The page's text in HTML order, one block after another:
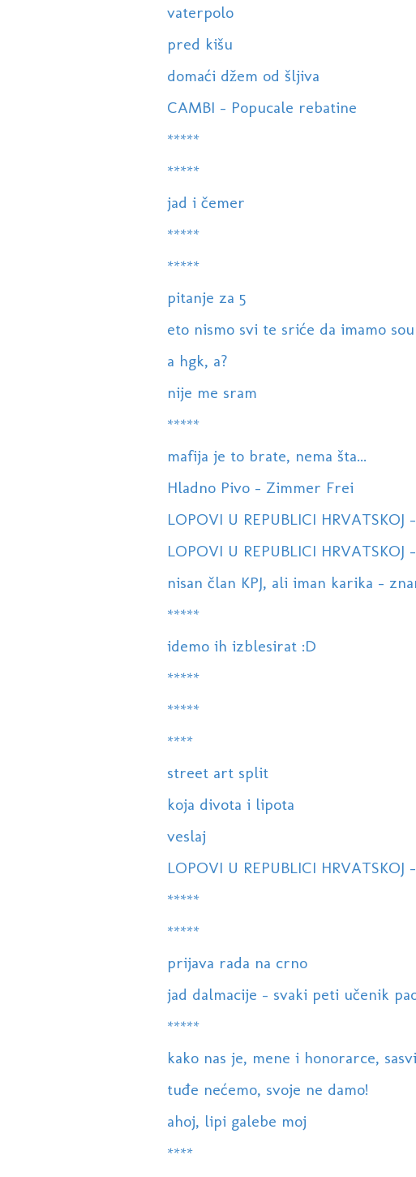
vaterpolo
pred kišu
domaći džem od šljiva
CAMBI - Popucale rebatine
*****
*****
jad i čemer
*****
*****
pitanje za 5
eto nismo svi te sriće da imamo
a hgk, a?
nije me sram
*****
mafija je to brate, nema šta...
Hladno Pivo - Zimmer Frei
LOPOVI U REPUBLICI
LOPOVI U REPUBLICI
nisan član KPJ, ali iman karika -
*****
idemo ih izblesirat :D
*****
*****
****
street art split
koja divota i lipota
veslaj
LOPOVI U REPUBLICI HRVATSKOJ
*****
*****
prijava rada na crno
jad dalmacije - svaki peti učenik
*****
kako nas je, mene i honorarce,
tuđe nećemo, svoje ne damo!
ahoj, lipi galebe moj
****